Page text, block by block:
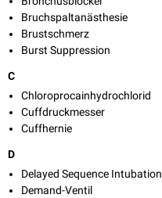
Bruchspaltanästhesie
Brustschmerz
Burst Suppression
C
Chloroprocainhydrochlorid
Cuffdruckmesser
Cuffhernie
D
Delayed Sequence Intubation
Demand-Ventil